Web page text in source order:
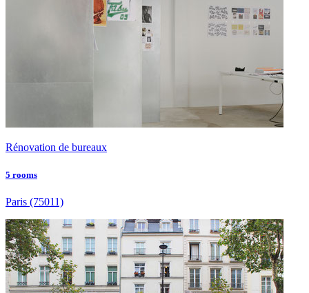
Rénovation de bureaux
5 rooms
Paris (75011)